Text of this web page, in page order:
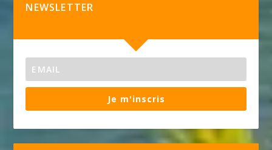
NEWSLETTER
Je m'inscris